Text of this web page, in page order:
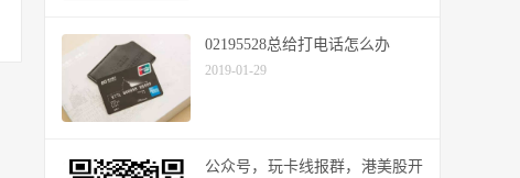
02195528总给打电话怎么办
2019-01-29
公众号，玩卡线报群，港美股开